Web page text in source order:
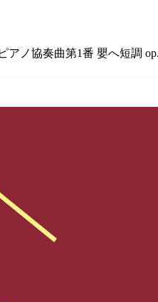
ノ協奏曲第1番 嬰へ短調